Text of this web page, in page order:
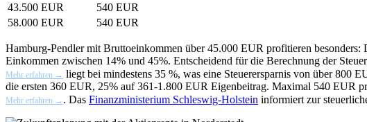
43.500 EUR
540 EUR
58.000 EUR
540 EUR
Hamburg-Pendler mit Bruttoeinkommen über 45.000 EUR profitieren besonders:
Einkommen zwischen 14% und 45%. Entscheidend für die Berechnung der
Mehr erfahren → liegt bei mindestens 35 %, was eine Steuerersparnis von über 800
die ersten 360 EUR, 25% auf 361-1.800 EUR Eigenbeitrag. Maximal 540 EUR
Mehr erfahren → . Das Finanzministerium Schleswig-Holstein informiert zur